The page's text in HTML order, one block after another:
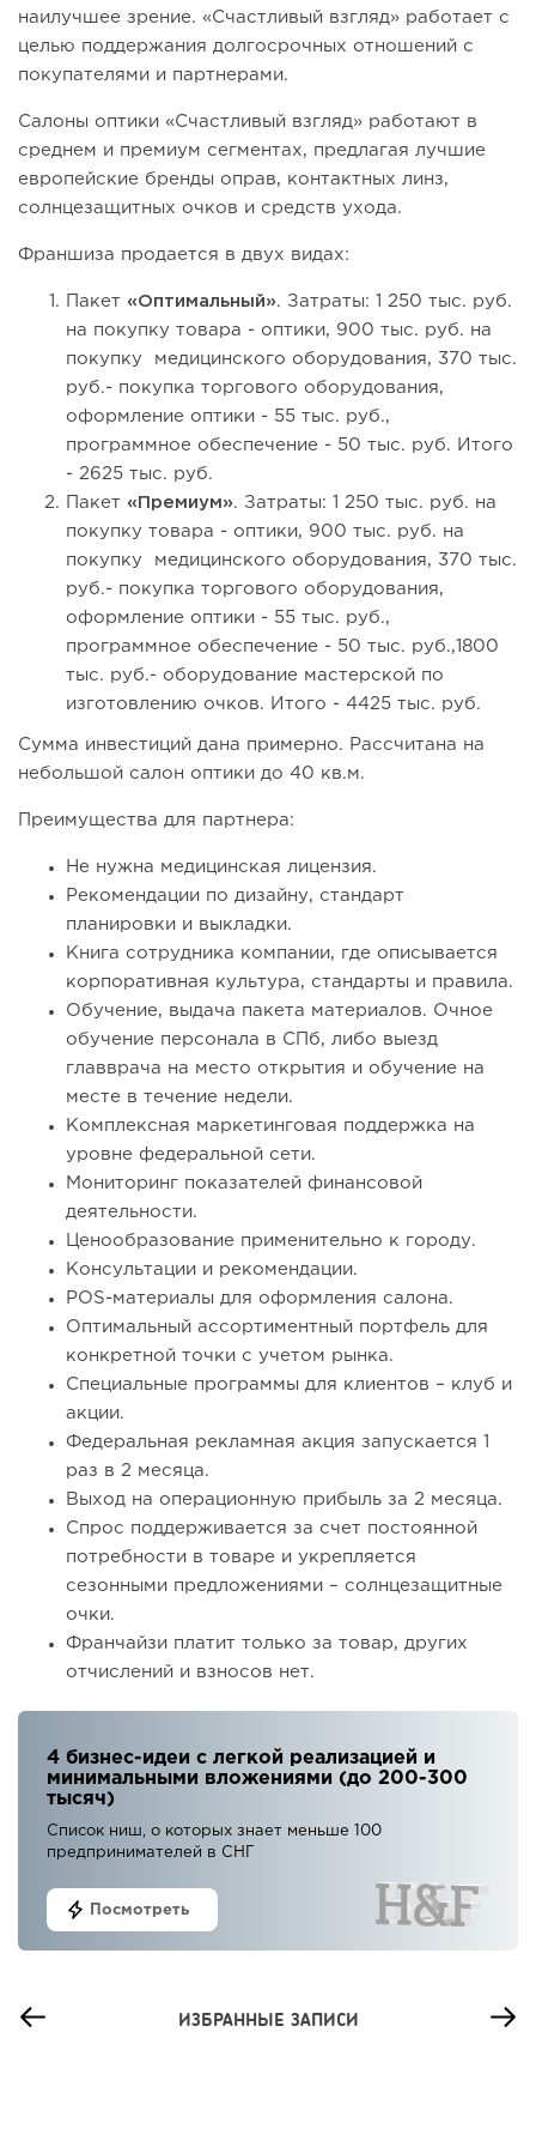
наилучшее зрение. «Счастливый взгляд» работает с
целью поддержания долгосрочных отношений с
покупателями и партнерами.
Салоны оптики «Счастливый взгляд» работают в
среднем и премиум сегментах, предлагая лучшие
европейские бренды оправ, контактных линз,
солнцезащитных очков и средств ухода.
Франшиза продается в двух видах:
Пакет «Оптимальный». Затраты: 1 250 тыс. руб.
на покупку товара - оптики, 900 тыс. руб. на
покупку медицинского оборудования, 370 тыс.
руб.- покупка торгового оборудования,
оформление оптики - 55 тыс. руб.,
программное обеспечение - 50 тыс. руб. Итого
- 2625 тыс. руб.
Пакет «Премиум». Затраты: 1 250 тыс. руб. на
покупку товара - оптики, 900 тыс. руб. на
покупку медицинского оборудования, 370 тыс.
руб.- покупка торгового оборудования,
оформление оптики - 55 тыс. руб.,
программное обеспечение - 50 тыс. руб.,1800
тыс. руб.- оборудование мастерской по
изготовлению очков. Итого - 4425 тыс. руб.
Сумма инвестиций дана примерно. Рассчитана на
небольшой салон оптики до 40 кв.м.
Преимущества для партнера:
Не нужна медицинская лицензия.
Рекомендации по дизайну, стандарт
планировки и выкладки.
Книга сотрудника компании, где описывается
корпоративная культура, стандарты и правила.
Обучение, выдача пакета материалов. Очное
обучение персонала в СПб, либо выезд
главврача на место открытия и обучение на
месте в течение недели.
Комплексная маркетинговая поддержка на
уровне федеральной сети.
Мониторинг показателей финансовой
деятельности.
Ценообразование применительно к городу.
Консультации и рекомендации.
POS-материалы для оформления салона.
Оптимальный ассортиментный портфель для
конкретной точки с учетом рынка.
Специальные программы для клиентов – клуб и
акции.
Федеральная рекламная акция запускается 1
раз в 2 месяца.
Выход на операционную прибыль за 2 месяца.
Спрос поддерживается за счет постоянной
потребности в товаре и укрепляется
сезонными предложениями – солнцезащитные
очки.
Франчайзи платит только за товар, других
отчислений и взносов нет.
4 бизнес-идеи с легкой реализацией и
минимальными вложениями (до 200-300
тысяч)
Список ниш, о которых знает меньше 100
предпринимателей в СНГ
Посмотреть
ИЗБРАННЫЕ ЗАПИСИ